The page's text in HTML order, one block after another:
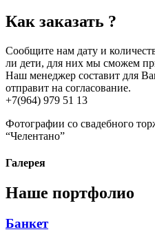
Как заказать ?
Сообщите нам дату и
ли дети, для них мы сможем
Наш менеджер составит для
отправит на согласование.
+7(964) 979 51 13
Фотографии со свадебного
“Челентано”
Галерея
Наше портфолио
Банкет